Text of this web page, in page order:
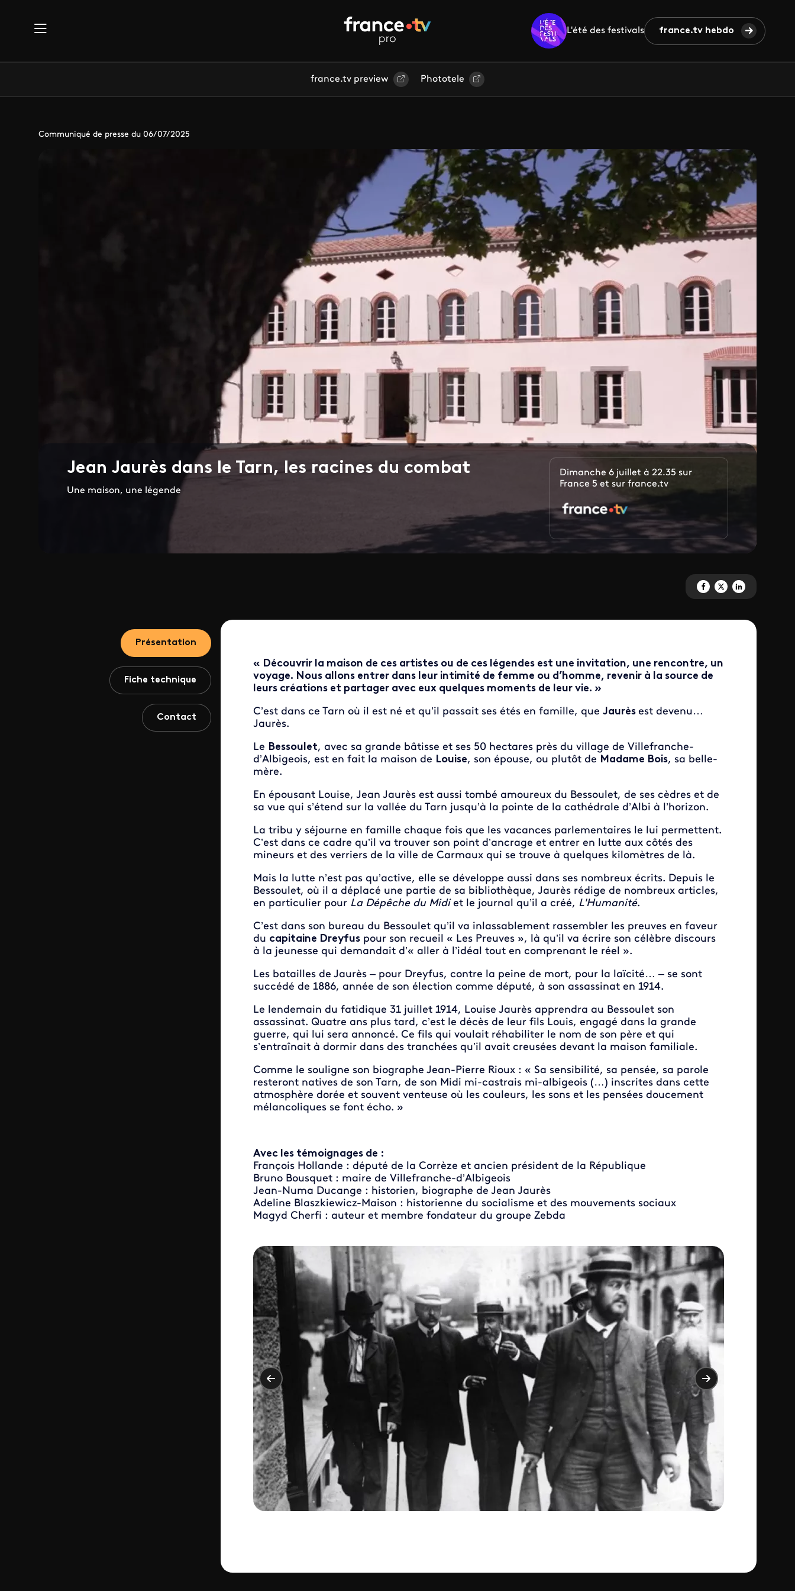
L'été des festivals france.tv hebdo
france.tv preview Phototele
Communiqué de presse du 06/07/2025
Jean Jaurès dans le Tarn, les racines du combat
Une maison, une légende
Dimanche 6 juillet à 22.35 sur
France 5 et sur france.tv
Partagez 'Jean Jaurès dans le
Partagez 'Jean Jaurès
Partagez 'Jean
Présentation
Fiche technique
Contact
« Découvrir la maison de ces artistes ou de ces légendes est une invitation, une rencontre, un
voyage. Nous allons entrer dans leur intimité de femme ou d’homme, revenir à la source de
leurs créations et partager avec eux quelques moments de leur vie. »
C’est dans ce Tarn où il est né et qu’il passait ses étés en famille, que Jaurès est devenu…
Jaurès.
Le Bessoulet, avec sa grande bâtisse et ses 50 hectares près du village de Villefranche-
d’Albigeois, est en fait la maison de Louise, son épouse, ou plutôt de Madame Bois, sa belle-
mère.
En épousant Louise, Jean Jaurès est aussi tombé amoureux du Bessoulet, de ses cèdres et de
sa vue qui s’étend sur la vallée du Tarn jusqu’à la pointe de la cathédrale d’Albi à l’horizon.
La tribu y séjourne en famille chaque fois que les vacances parlementaires le lui permettent.
C’est dans ce cadre qu’il va trouver son point d’ancrage et entrer en lutte aux côtés des
mineurs et des verriers de la ville de Carmaux qui se trouve à quelques kilomètres de là.
Mais la lutte n’est pas qu’active, elle se développe aussi dans ses nombreux écrits. Depuis le
Bessoulet, où il a déplacé une partie de sa bibliothèque, Jaurès rédige de nombreux articles,
en particulier pour La Dépêche du Midiet le journal qu’il a créé, L'Humanité.
C’est dans son bureau du Bessoulet qu’il va inlassablement rassembler les preuves en faveur
du capitaine Dreyfuspour son recueil « Les Preuves », là qu’il va écrire son célèbre discours
à la jeunesse qui demandait d’« aller à l’idéal tout en comprenant le réel ».
Les batailles de Jaurès – pour Dreyfus, contre la peine de mort, pour la laïcité… – se sont
succédé de 1886, année de son élection comme député, à son assassinat en 1914.
Le lendemain du fatidique 31 juillet 1914, Louise Jaurès apprendra au Bessoulet son
assassinat. Quatre ans plus tard, c’est le décès de leur fils Louis, engagé dans la grande
guerre, qui lui sera annoncé. Ce fils qui voulait réhabiliter le nom de son père et qui
s’entraînait à dormir dans des tranchées qu’il avait creusées devant la maison familiale.
Comme le souligne son biographe Jean-Pierre Rioux : « Sa sensibilité, sa pensée, sa parole
resteront natives de son Tarn, de son Midi mi-castrais mi-albigeois (…) inscrites dans cette
atmosphère dorée et souvent venteuse où les couleurs, les sons et les pensées doucement
mélancoliques se font écho. »
Avec les témoignages de :
François Hollande : député de la Corrèze et ancien président de la République
Bruno Bousquet : maire de Villefranche-d’Albigeois
Jean-Numa Ducange : historien, biographe de Jean Jaurès
Adeline Blaszkiewicz-Maison : historienne du socialisme et des mouvements sociaux
Magyd Cherfi : auteur et membre fondateur du groupe Zebda